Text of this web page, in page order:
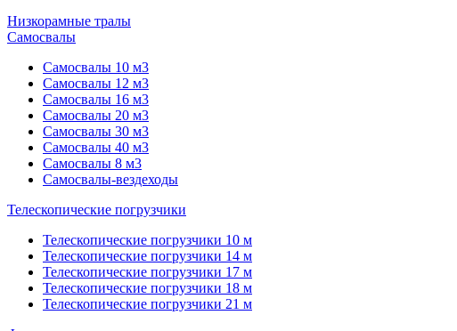
Низкорамные тралы
Самосвалы
Самосвалы 10 м3
Самосвалы 12 м3
Самосвалы 16 м3
Самосвалы 20 м3
Самосвалы 30 м3
Самосвалы 40 м3
Самосвалы 8 м3
Самосвалы-вездеходы
Телескопические погрузчики
Телескопические погрузчики 10 м
Телескопические погрузчики 14 м
Телескопические погрузчики 17 м
Телескопические погрузчики 18 м
Телескопические погрузчики 21 м